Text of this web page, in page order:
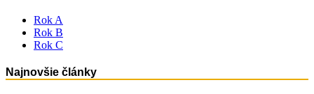
Rok A
Rok B
Rok C
Najnovšie články